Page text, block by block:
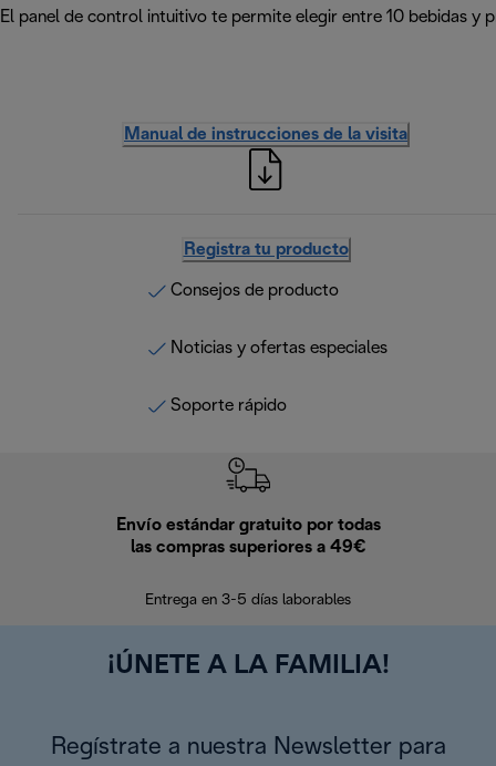
El panel de control intuitivo te permite elegir entre 10 bebidas y
Manual de instrucciones de la visita
Registra tu producto
Consejos de producto
Noticias y ofertas especiales
Soporte rápido
Envío estándar gratuito por todas
las compras superiores a 49€
Entrega en 3-5 días laborables
¡ÚNETE A LA FAMILIA!
Regístrate a nuestra Newsletter para